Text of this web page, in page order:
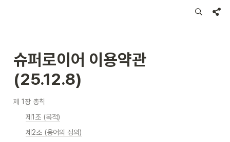
슈퍼로이어 이용약관
(25.12.8)
제 1장 총칙
제1조 (목적)
제2조 (용어의 정의)